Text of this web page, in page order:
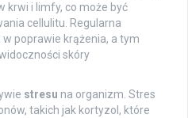
krwi i limfy, co może być
cellulitu. Regularna
poprawie krążenia, a tym
skóry
stresu na organizm. Stres
takich jak kortyzol, które